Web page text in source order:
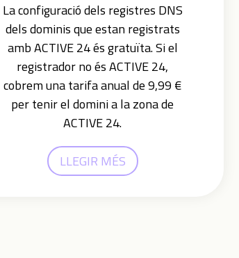
La configuració dels registres DNS
dels dominis que estan registrats
amb ACTIVE 24 és gratuïta. Si el
registrador no és ACTIVE 24,
cobrem una tarifa anual de 9,99 €
per tenir el domini a la zona de
ACTIVE 24.
LLEGIR MÉS